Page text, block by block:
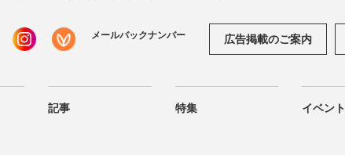
メールバックナンバー 広告掲載のご案内
記事 特集 イベント